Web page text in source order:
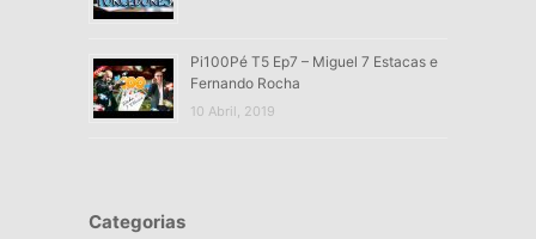
Pi100Pé T5 Ep7 – Miguel 7 Estacas e
Fernando Rocha
10 Abril, 2019
Categorias